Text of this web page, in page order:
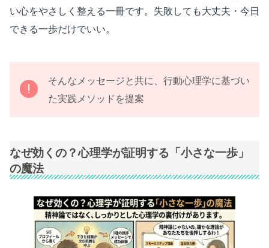
い心をやさしく整える一冊です。失敗しても大丈夫・今日
できる一歩だけでいい。
そんなメッセージと共に、行動心理学に基づい
た実践メソッドを提案
なぜ効くの？心理学が証明する「小さな一歩」
の魔法